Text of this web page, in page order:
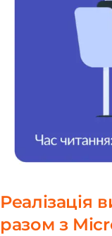
Реалізація
разом з